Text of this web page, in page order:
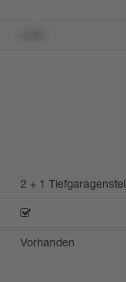
2 + 1
Vorhanden